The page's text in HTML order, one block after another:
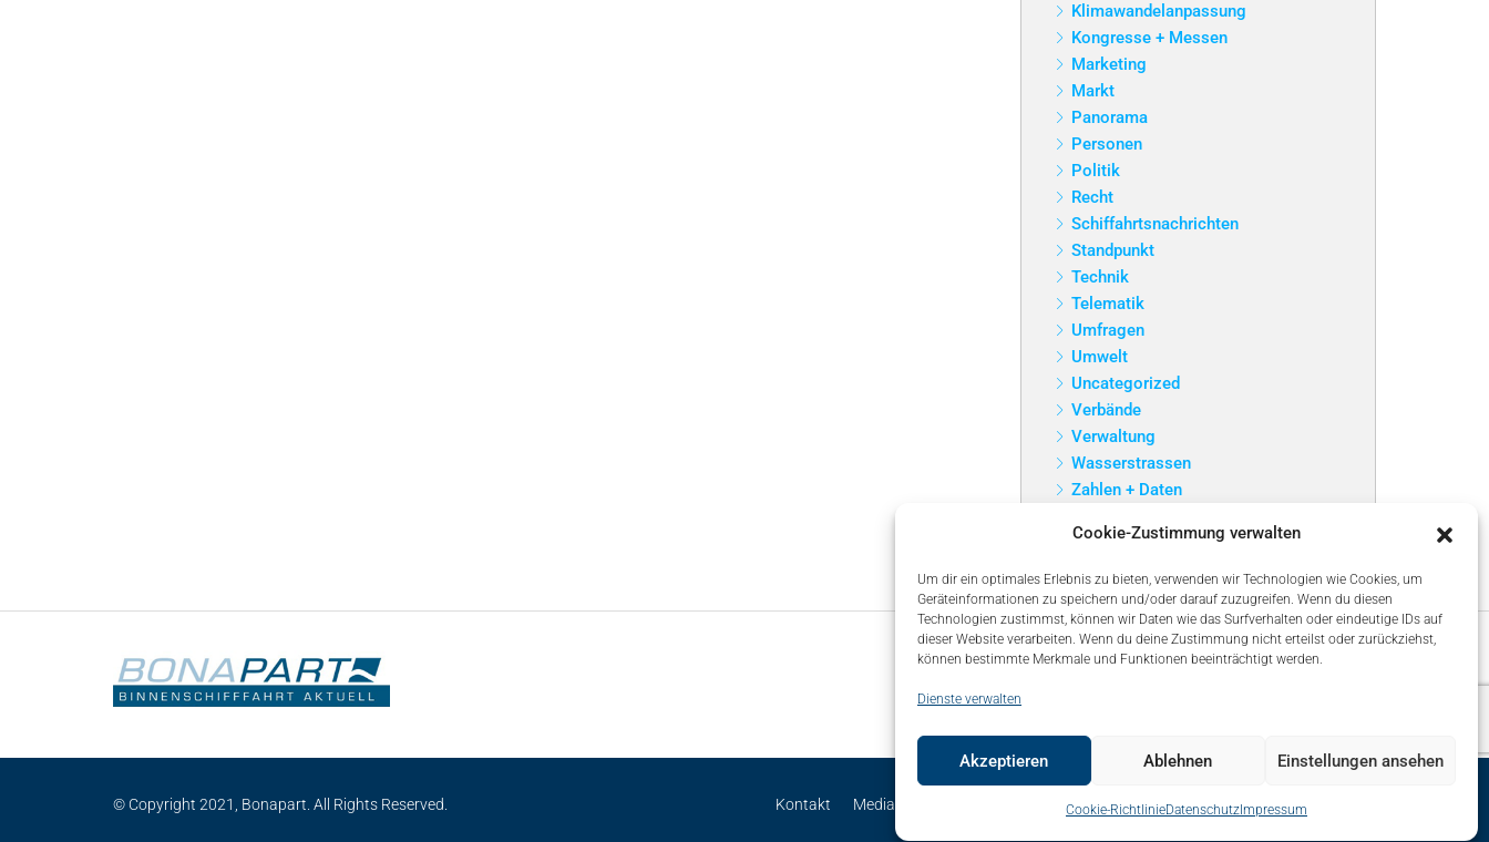
Cookie-Zustimmung verwalten
Um dir ein optimales Erlebnis zu bieten, verwenden wir Technologien wie Cookies, um
Geräteinformationen zu speichern und/oder darauf zuzugreifen. Wenn du diesen
Technologien zustimmst, können wir Daten wie das Surfverhalten oder eindeutige IDs auf
dieser Website verarbeiten. Wenn du deine Zustimmung nicht erteilst oder zurückziehst,
können bestimmte Merkmale und Funktionen beeinträchtigt werden.
Dienste verwalten
Akzeptieren Ablehnen Einstellungen ansehen
Cookie-RichtlinieDatenschutzImpressum
Klimawandelanpassung
Kongresse + Messen
Marketing
Markt
Panorama
Personen
Politik
Recht
Schiffahrtsnachrichten
Standpunkt
Technik
Telematik
Umfragen
Umwelt
Uncategorized
Verbände
Verwaltung
Wasserstrassen
Zahlen + Daten
© Copyright 2021, Bonapart. All Rights Reserved. Kontakt Mediadaten Über uns – About Impressum Datenschutz